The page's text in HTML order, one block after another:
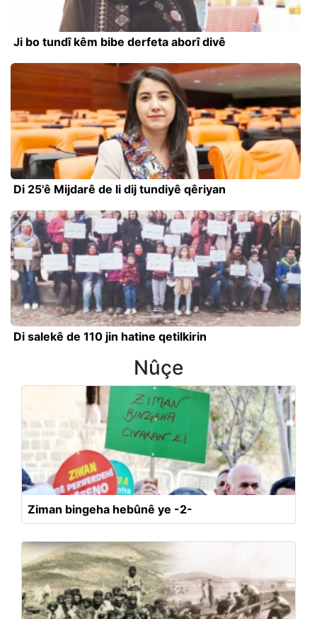
Ji bo tundî kêm bibe derfeta aborî divê
Di 25'ê Mijdarê de li dij tundiyê qêriyan
Di salekê de 110 jin hatine qetilkirin
Nûçe
Ziman bingeha hebûnê ye -2-